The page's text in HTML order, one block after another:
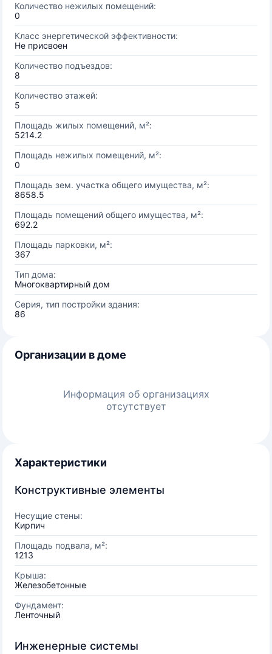
Количество нежилых помещений:
0
Класс энергетической эффективности:
Не присвоен
Количество подъездов:
8
Количество этажей:
5
Площадь жилых помещений, м²:
5214.2
Площадь нежилых помещений, м²:
0
Площадь зем. участка общего имущества, м²:
8658.5
Площадь помещений общего имущества, м²:
692.2
Площадь парковки, м²:
367
Тип дома:
Многоквартирный дом
Серия, тип постройки здания:
86
Организации в доме
Информация об организациях
отсутствует
Характеристики
Конструктивные элементы
Несущие стены:
Кирпич
Площадь подвала, м²:
1213
Крыша:
Железобетонные
Фундамент:
Ленточный
Инженерные системы